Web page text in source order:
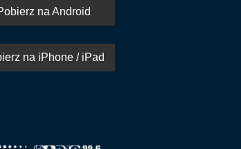
na Android
na iPhone / iPad